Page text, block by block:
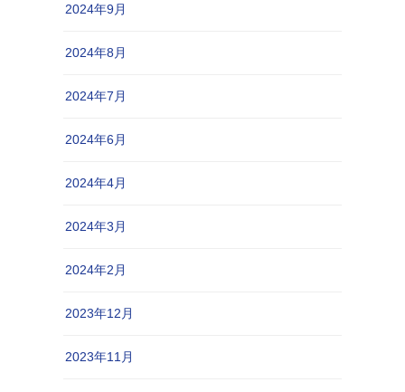
2024年9月
2024年8月
2024年7月
2024年6月
2024年4月
2024年3月
2024年2月
2023年12月
2023年11月